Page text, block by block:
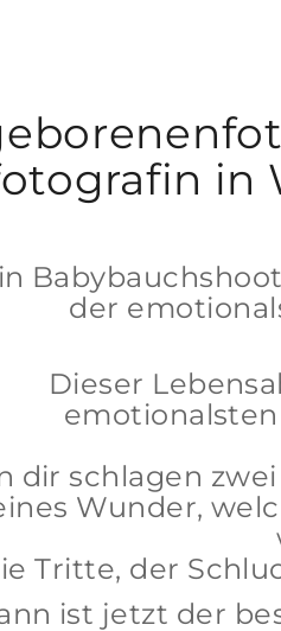
der
Dieser
dir schlagen
Wunder,
Tritte, der
ist jetzt der